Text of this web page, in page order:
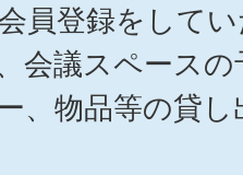
員登録をして
会議スペース
、物品等の貸